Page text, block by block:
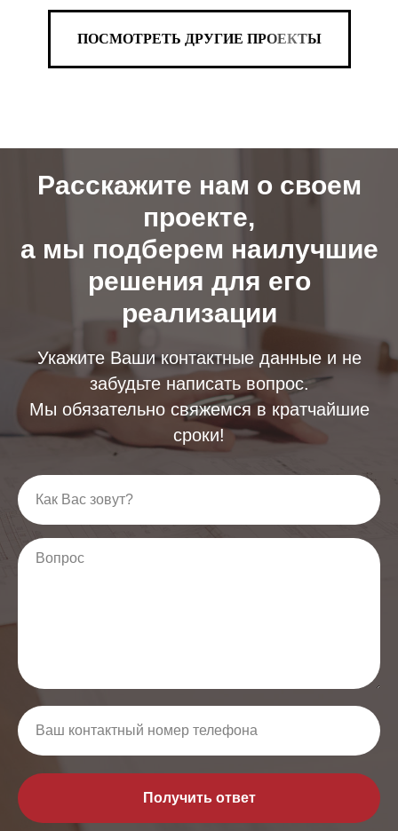
ПОСМОТРЕТЬ ДРУГИЕ ПРОЕКТЫ
Расскажите нам о своем
проекте,
а мы подберем наилучшие
решения для его
реализации
Укажите Ваши контактные данные и не
забудьте написать вопрос.
Мы обязательно свяжемся в кратчайшие
сроки!
Получить ответ